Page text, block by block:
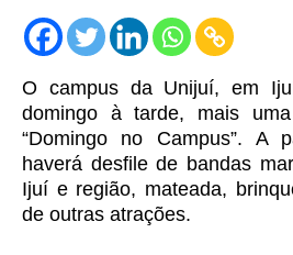
O campus da Unijuí, em
domingo à tarde, mais
“Domingo no Campus”. A
haverá desfile de bandas
Ijuí e região, mateada,
de outras atrações.